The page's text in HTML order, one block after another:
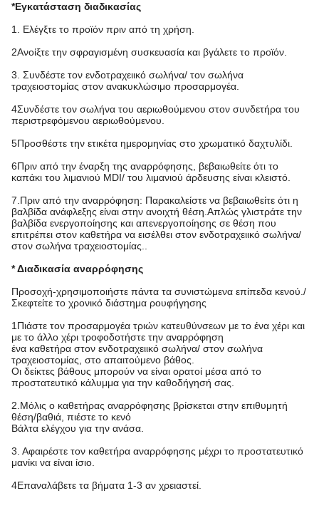
*Εγκατάσταση διαδικασίας
1. Ελέγξτε το προϊόν πριν από τη χρήση.
2Ανοίξτε την σφραγισμένη συσκευασία και βγάλετε το προϊόν.
3. Συνδέστε τον ενδοτραχειικό σωλήνα/ τον σωλήνα
τραχειοστομίας στον ανακυκλώσιμο προσαρμογέα.
4Συνδέστε τον σωλήνα του αεριωθούμενου στον συνδετήρα του
περιστρεφόμενου αεριωθούμενου.
5Προσθέστε την ετικέτα ημερομηνίας στο χρωματικό δαχτυλίδι.
6Πριν από την έναρξη της αναρρόφησης, βεβαιωθείτε ότι το
καπάκι του λιμανιού MDI/ του λιμανιού άρδευσης είναι κλειστό.
7.Πριν από την αναρρόφηση: Παρακαλείστε να βεβαιωθείτε ότι η
βαλβίδα ανάφλεξης είναι στην ανοιχτή θέση.Απλώς γλιστράτε την
βαλβίδα ενεργοποίησης και απενεργοποίησης σε θέση που
επιτρέπει στον καθετήρα να εισέλθει στον ενδοτραχειικό σωλήνα/
στον σωλήνα τραχειοστομίας..
* Διαδικασία αναρρόφησης
Προσοχή-χρησιμοποιήστε πάντα τα συνιστώμενα επίπεδα κενού./
Σκεφτείτε το χρονικό διάστημα ρουφήγησης
1Πιάστε τον προσαρμογέα τριών κατευθύνσεων με το ένα χέρι και
με το άλλο χέρι τροφοδοτήστε την αναρρόφηση
ένα καθετήρα στον ενδοτραχειικό σωλήνα/ στον σωλήνα
τραχειοστομίας, στο απαιτούμενο βάθος.
Οι δείκτες βάθους μπορούν να είναι ορατοί μέσα από το
προστατευτικό κάλυμμα για την καθοδήγησή σας.
2.Μόλις ο καθετήρας αναρρόφησης βρίσκεται στην επιθυμητή
θέση/βαθιά, πιέστε το κενό
Βάλτα ελέγχου για την ανάσα.
3. Αφαιρέστε τον καθετήρα αναρρόφησης μέχρι το προστατευτικό
μανίκι να είναι ίσιο.
4Επαναλάβετε τα βήματα 1-3 αν χρειαστεί.